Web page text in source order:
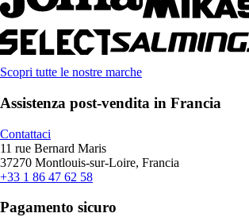
Scopri tutte le nostre marche
Assistenza post-vendita in Francia
Contattaci
11 rue Bernard Maris
37270 Montlouis-sur-Loire, Francia
+33 1 86 47 62 58
Pagamento sicuro